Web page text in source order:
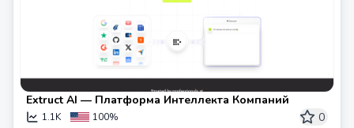
Extruct AI — Платформа Интеллекта Компаний
1.1K 100% 0